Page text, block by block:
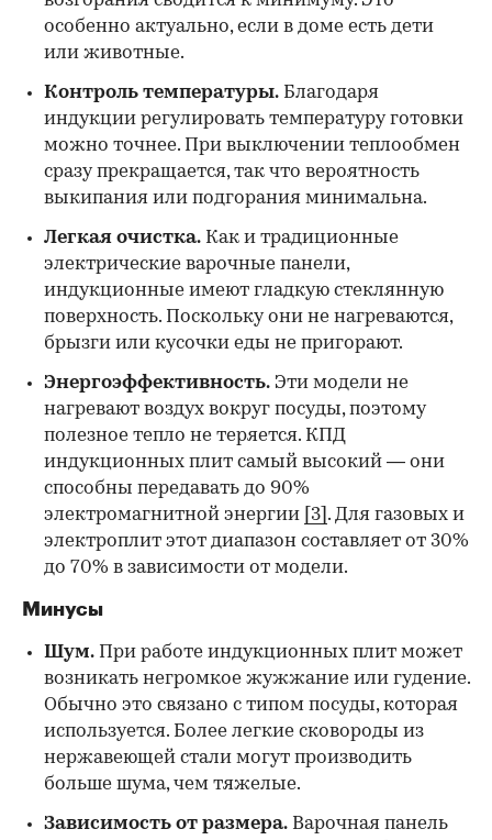
особенно актуально, если в доме есть дети
или животные.
Контроль температуры. Благодаря
индукции регулировать температуру готовки
можно точнее. При выключении теплообмен
сразу прекращается, так что вероятность
выкипания или подгорания минимальна.
Легкая очистка. Как и традиционные
электрические варочные панели,
индукционные имеют гладкую стеклянную
поверхность. Поскольку они не нагреваются,
брызги или кусочки еды не пригорают.
Энергоэффективность. Эти модели не
нагревают воздух вокруг посуды, поэтому
полезное тепло не теряется. КПД
индукционных плит самый высокий — они
способны передавать до 90%
электромагнитной энергии
[3] . Для газовых и
электроплит этот диапазон составляет от 30%
до 70% в зависимости от модели.
Минусы
Шум. При работе индукционных плит может
возникать негромкое жужжание или гудение.
Обычно это связано с типом посуды, которая
используется. Более легкие сковороды из
нержавеющей стали могут производить
больше шума, чем тяжелые.
Зависимость от размера. Варочная панель